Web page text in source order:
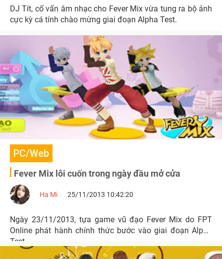
DJ Tít, cố vấn âm nhạc cho Fever Mix vừa tung ra bộ ảnh
cực kỳ cá tính chào mừng giai đoạn Alpha Test.
PC/Web
Fever Mix lôi cuốn trong ngày đầu mở cửa
Ha Mi 25/11/2013 10:42:20
Ngày 23/11/2013, tựa game vũ đạo Fever Mix do FPT
Online phát hành chính thức bước vào giai đoạn Alpha
Test.